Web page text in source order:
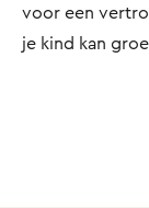
voor een
je kind kan